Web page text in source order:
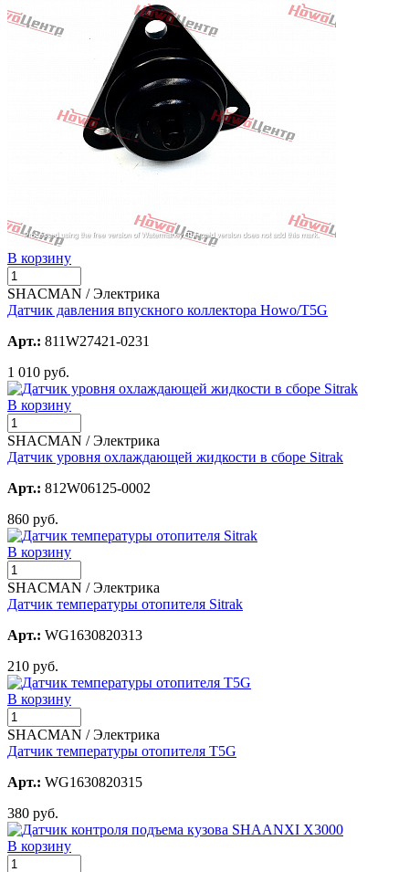
В корзину
SHACMAN / Электрика
Датчик давления впускного коллектора Howo/T5G
Арт.: 811W27421-0231
1 010 руб.
В корзину
SHACMAN / Электрика
Датчик уровня охлаждающей жидкости в сборе Sitrak
Арт.: 812W06125-0002
860 руб.
В корзину
SHACMAN / Электрика
Датчик температуры отопителя Sitrak
Арт.: WG1630820313
210 руб.
В корзину
SHACMAN / Электрика
Датчик температуры отопителя T5G
Арт.: WG1630820315
380 руб.
В корзину